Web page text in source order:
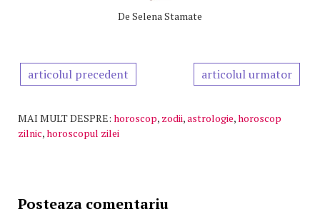
De Selena Stamate
articolul precedent articolul urmator
MAI MULT DESPRE: horoscop, zodii,astrologie,horoscop
zilnic,horoscopul zilei
Posteaza comentariu